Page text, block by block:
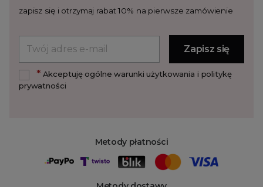
Metody płatności
zapisz się i otrzymaj rabat 10% na pierwsze zamówienie
*Akceptuję ogólne warunki użytkowania i politykę
prywatności